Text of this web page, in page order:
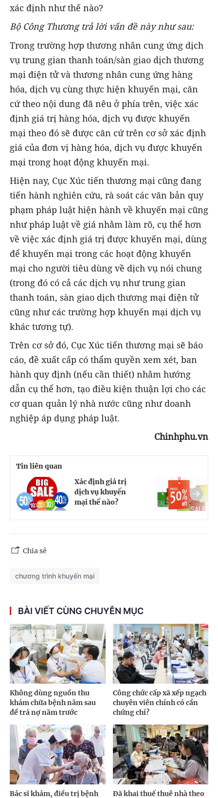
xác định như thế nào?
Bộ Công Thương trả lời vấn đề này như sau:
Trong trường hợp thương nhân cung ứng dịch
vụ trung gian thanh toán/sàn giao dịch thương
mại điện tử và thương nhân cung ứng hàng
hóa, dịch vụ cùng thực hiện khuyến mại, căn
cứ theo nội dung đã nêu ở phía trên, việc xác
định giá trị hàng hóa, dịch vụ được khuyến
mại theo đó sẽ được căn cứ trên cơ sở xác định
giá của đơn vị hàng hóa, dịch vụ được khuyến
mại trong hoạt động khuyến mại.
Hiện nay, Cục Xúc tiến thương mại cũng đang
tiến hành nghiên cứu, rà soát các văn bản quy
phạm pháp luật hiện hành về khuyến mại cũng
như pháp luật về giá nhằm làm rõ, cụ thể hơn
về việc xác định giá trị được khuyến mại, dùng
để khuyến mại trong các hoạt động khuyến
mại cho người tiêu dùng về dịch vụ nói chung
(trong đó có cả các dịch vụ như trung gian
thanh toán, sàn giao dịch thương mại điện tử
cũng như các trường hợp khuyến mại dịch vụ
khác tương tự).
Trên cơ sở đó, Cục Xúc tiến thương mại sẽ báo
cáo, đề xuất cấp có thẩm quyền xem xét, ban
hành quy định (nếu cần thiết) nhằm hướng
dẫn cụ thể hơn, tạo điều kiện thuận lợi cho các
cơ quan quản lý nhà nước cũng như doanh
nghiệp áp dụng pháp luật.
Chinhphu.vn
Tin liên quan
Xác định giá trị
dịch vụ khuyến
mại thế nào?
Chia sẻ
chương trình khuyến mại
BÀI VIẾT CÙNG CHUYÊN MỤC
Không dùng nguồn thu
khám chữa bệnh năm sau
để trả nợ năm trước
Công chức cấp xã xếp ngạch
chuyên viên chính có cần
chứng chỉ?
Bác sĩ khám, điều trị bệnh Đã khai thuế thuê nhà theo